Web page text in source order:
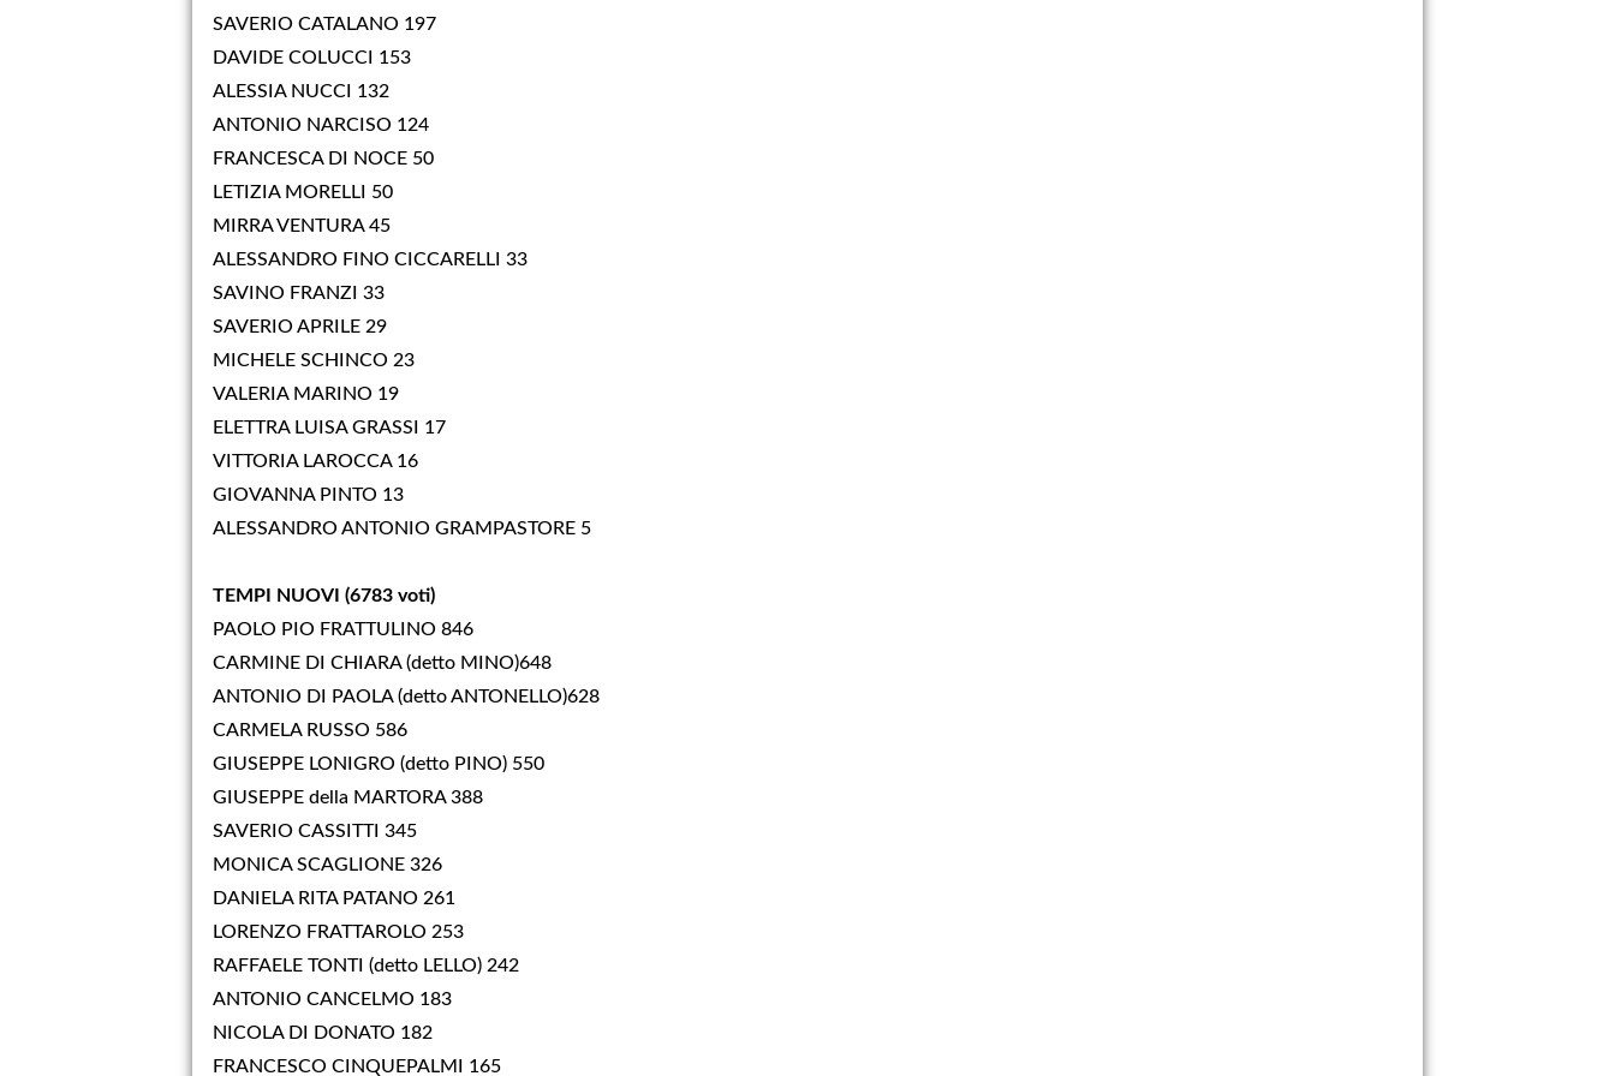
SAVERIO CATALANO 197
DAVIDE COLUCCI 153
ALESSIA NUCCI 132
ANTONIO NARCISO 124
FRANCESCA DI NOCE 50
LETIZIA MORELLI 50
MIRRA VENTURA 45
ALESSANDRO FINO CICCARELLI 33
SAVINO FRANZI 33
SAVERIO APRILE 29
MICHELE SCHINCO 23
VALERIA MARINO 19
ELETTRA LUISA GRASSI 17
VITTORIA LAROCCA 16
GIOVANNA PINTO 13
ALESSANDRO ANTONIO GRAMPASTORE 5
TEMPI NUOVI (6783 voti)
PAOLO PIO FRATTULINO 846
CARMINE DI CHIARA (detto MINO)648
ANTONIO DI PAOLA (detto ANTONELLO)628
CARMELA RUSSO 586
GIUSEPPE LONIGRO (detto PINO) 550
GIUSEPPE della MARTORA 388
SAVERIO CASSITTI 345
MONICA SCAGLIONE 326
DANIELA RITA PATANO 261
LORENZO FRATTAROLO 253
RAFFAELE TONTI (detto LELLO) 242
ANTONIO CANCELMO 183
NICOLA DI DONATO 182
FRANCESCO CINQUEPALMI 165